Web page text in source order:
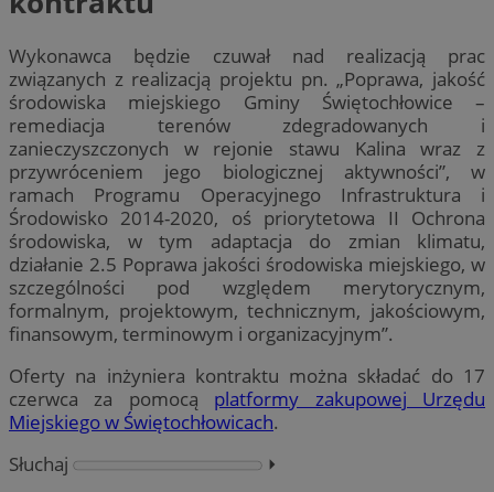
Wykonawca będzie czuwał nad realizacją prac
związanych z realizacją projektu pn. „Poprawa, jakość
środowiska miejskiego Gminy Świętochłowice –
remediacja terenów zdegradowanych i
zanieczyszczonych w rejonie stawu Kalina wraz z
przywróceniem jego biologicznej aktywności”, w
ramach Programu Operacyjnego Infrastruktura i
Środowisko 2014-2020, oś priorytetowa II Ochrona
środowiska, w tym adaptacja do zmian klimatu,
działanie 2.5 Poprawa jakości środowiska miejskiego, w
szczególności pod względem merytorycznym,
formalnym, projektowym, technicznym, jakościowym,
finansowym, terminowym i organizacyjnym”.
Oferty na inżyniera kontraktu można składać do 17
czerwca za pomocą platformy zakupowej Urzędu
Miejskiego w Świętochłowicach.
Słuchaj
⏵︎